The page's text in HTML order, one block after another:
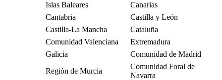
Islas Baleares
Canarias
Cantabria
Castilla y León
Castilla-La Mancha
Cataluña
Comunidad Valenciana
Extremadura
Galicia
Comunidad de Madrid
Región de Murcia
Comunidad Foral de
Navarra